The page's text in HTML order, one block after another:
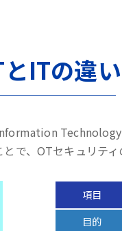
ITの違い
Technology
で、OTセキュリティ
項目
目的